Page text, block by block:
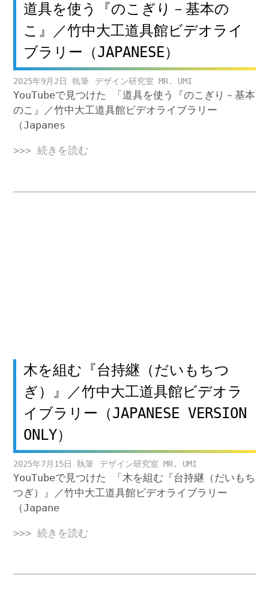
道具を使う『のこぎり－基本の
こ』／竹中大工道具館ビデオライ
ブラリー（JAPANESE）
2025年9月2日 デザイン研究室 MR. UMI
YouTubeで見つけた 「道具を使う『のこぎり－基本
のこ』／竹中大工道具館ビデオライブラリー
（Japanes
>>> 続きを読む
木を組む『台持継（だいもちつ
ぎ）』／竹中大工道具館ビデオラ
イブラリー（JAPANESE VERSION
ONLY）
2025年7月15日 デザイン研究室 MR. UMI
YouTubeで見つけた 「木を組む『台持継（だいもち
つぎ）』／竹中大工道具館ビデオライブラリー
（Japane
>>> 続きを読む